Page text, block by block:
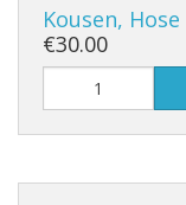
Kousen,
€30.00